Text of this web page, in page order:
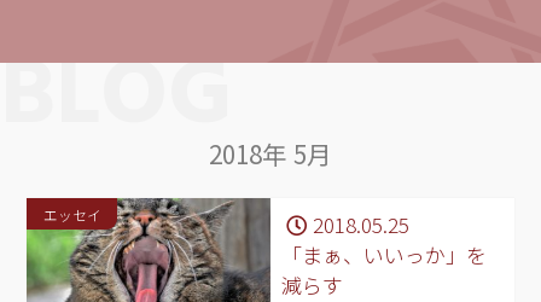
BLOG2018年 5月
エッセイ
2018.05.25
「まぁ、いいっか」を
減らす